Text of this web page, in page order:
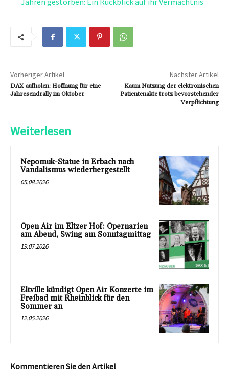
Vorheriger Artikel
DAX aufholen: Hoffnung für eine
Jahresendrally im Oktober
Nächster Artikel
Kaum Nutzung der elektronischen
Patientenakte trotz bevorstehender
Verpflichtung
Weiterlesen
Nepomuk-Statue in Erbach nach
Vandalismus wiederhergestellt
05.08.2026
Open Air im Eltzer Hof: Opernarien
am Abend, Swing am Sonntagmittag
19.07.2026
Eltville kündigt Open Air Konzerte im
Freibad mit Rheinblick für den
Sommer an
12.05.2026
Kommentieren Sie den Artikel